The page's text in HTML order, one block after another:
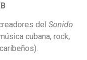
del Sonido
cubana, rock,